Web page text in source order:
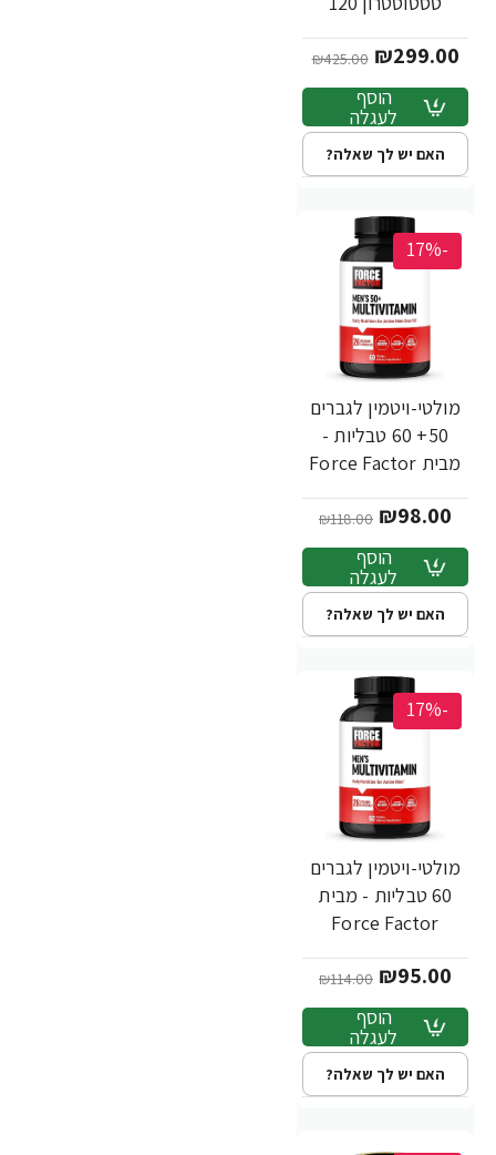
Factor
₪299.00
₪425.00
הוסף
לעגלה
האם יש לך שאלה?
-17%
מולטי-ויטמין לגברים
50+ 60 טבליות -
מבית Force Factor
₪98.00
₪118.00
הוסף
לעגלה
האם יש לך שאלה?
-17%
מולטי-ויטמין לגברים
60 טבליות - מבית
Force Factor
₪95.00
₪114.00
הוסף
לעגלה
האם יש לך שאלה?